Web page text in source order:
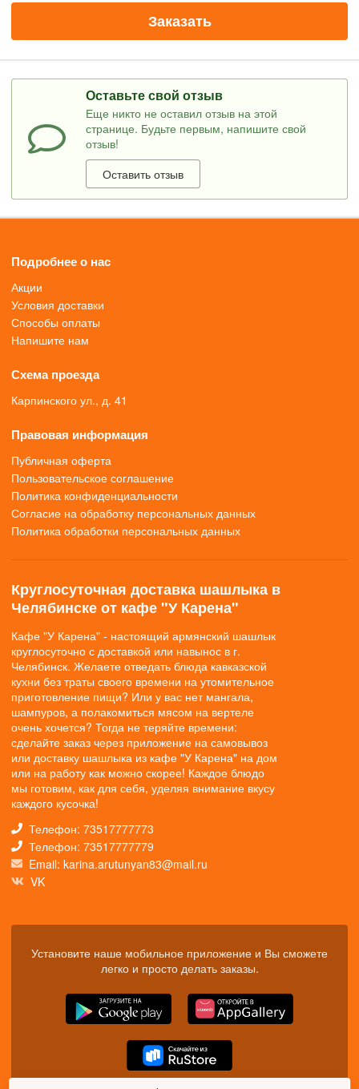
Заказать
Оставьте свой отзыв
Еще никто не оставил отзыв на этой
странице. Будьте первым, напишите свой
отзыв!
Оставить отзыв
Подробнее о нас
Акции
Условия доставки
Способы оплаты
Напишите нам
Схема проезда
Карпинского ул., д. 41
Правовая информация
Публичная оферта
Пользовательское соглашение
Политика конфиденциальности
Согласие на обработку персональных данных
Политика обработки персональных данных
Круглосуточная доставка шашлыка в
Челябинске от кафе "У Карена"
Кафе "У Карена" - настоящий армянский шашлык
круглосуточно с доставкой или навынос в г.
Челябинск. Желаете отведать блюда кавказской
кухни без траты своего времени на утомительное
приготовление пищи? Или у вас нет мангала,
шампуров, а полакомиться мясом на вертеле
очень хочется? Тогда не теряйте времени:
сделайте заказ через приложение на самовывоз
или доставку шашлыка из кафе "У Карена" на дом
или на работу как можно скорее! Каждое блюдо
мы готовим, как для себя, уделяя внимание вкусу
каждого кусочка!
Телефон: 73517777773
Телефон: 73517777779
Email: karina.arutunyan83@mail.ru
VK
Установите наше мобильное приложение и Вы сможете
легко и просто делать заказы.